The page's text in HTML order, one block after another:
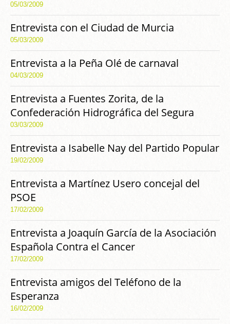
05/03/2009
Entrevista con el Ciudad de Murcia
05/03/2009
Entrevista a la Peña Olé de carnaval
04/03/2009
Entrevista a Fuentes Zorita, de la
Confederación Hidrográfica del Segura
03/03/2009
Entrevista a Isabelle Nay del Partido Popular
19/02/2009
Entrevista a Martínez Usero concejal del
PSOE
17/02/2009
Entrevista a Joaquín García de la Asociación
Española Contra el Cancer
17/02/2009
Entrevista amigos del Teléfono de la
Esperanza
16/02/2009